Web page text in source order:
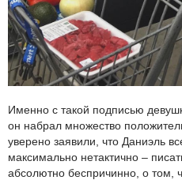
Именно с такой подписью
он набрал множество
уверено заявили, что Даниэль
максимально нетактично –
абсолютно беспричинно, о том,